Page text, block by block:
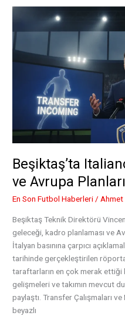
City’den
Takviye
Planı
Beşiktaş’ta
ve Avrupa Planları
En Son Futbol Haberleri / Ahmet
Beşiktaş Teknik Direktörü
geleceği, kadro planlaması ve
İtalyan basınına çarpıcı
tarihinde gerçekleştirilen
taraftarların en çok merak ettiği
gelişmeleri ve takımın mevcut
paylaştı. Transfer Çalışmaları
beyazlı